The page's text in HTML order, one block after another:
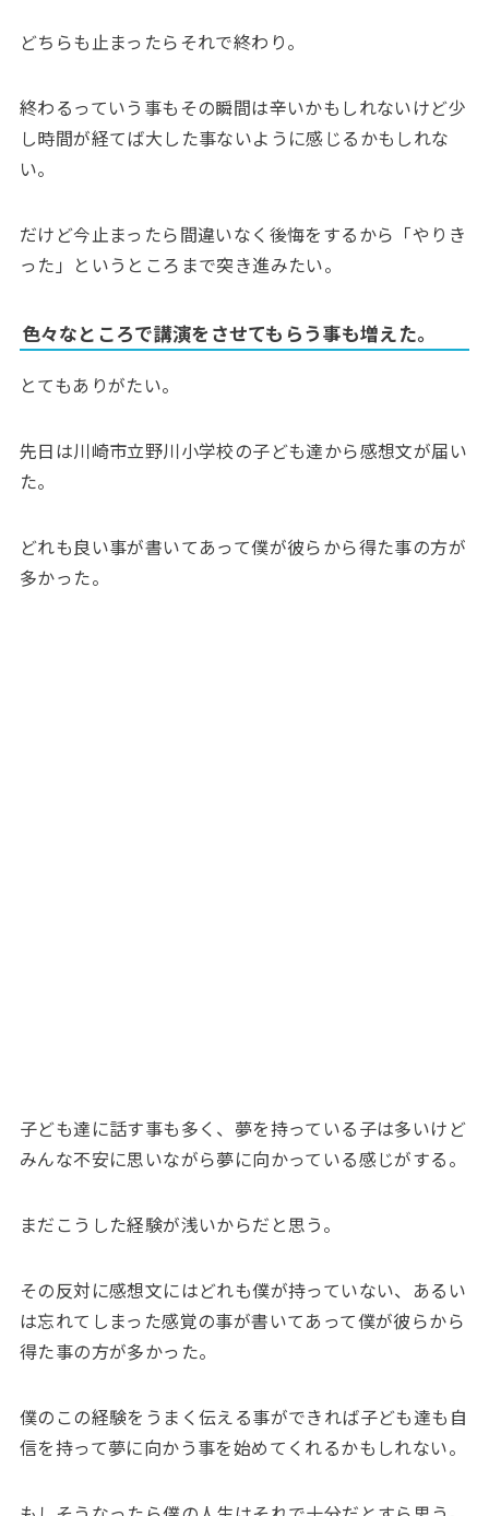
どちらも止まったらそれで終わり。
終わるっていう事もその瞬間は辛いかもしれないけど少
し時間が経てば大した事ないように感じるかもしれな
い。
だけど今止まったら間違いなく後悔をするから「やりき
った」というところまで突き進みたい。
色々なところで講演をさせてもらう事も増えた。
とてもありがたい。
先日は川崎市立野川小学校の子ども達から感想文が届い
た。
どれも良い事が書いてあって僕が彼らから得た事の方が
多かった。
子ども達に話す事も多く、夢を持っている子は多いけど
みんな不安に思いながら夢に向かっている感じがする。
まだこうした経験が浅いからだと思う。
その反対に感想文にはどれも僕が持っていない、あるい
は忘れてしまった感覚の事が書いてあって僕が彼らから
得た事の方が多かった。
僕のこの経験をうまく伝える事ができれば子ども達も自
信を持って夢に向かう事を始めてくれるかもしれない。